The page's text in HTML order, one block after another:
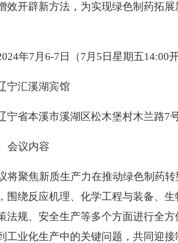
效开辟新方法，为实现绿色制药拓
年7月 6-7日（7月5日星期五14:00
宁汇溪湖宾馆
宁省本溪市溪湖区松木堡村木兰路7
会议内容
将聚焦新质生产力在推动绿色制药
围绕反应机理、化学工程与装备、
法规、安全生产等多个方面进行全
工业化生产中的关键问题，共同迎接